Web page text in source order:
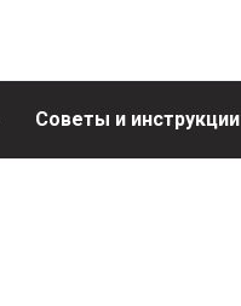
Советы и инструкции